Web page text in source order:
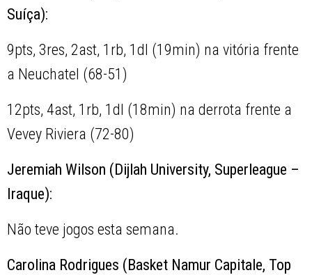
Suíça):
9pts, 3res, 2ast, 1rb, 1dl (19min) na vitória frente
a Neuchatel (68-51)
12pts, 4ast, 1rb, 1dl (18min) na derrota frente a
Vevey Riviera (72-80)
Jeremiah Wilson (Dijlah University, Superleague –
Iraque):
Não teve jogos esta semana.
Carolina Rodrigues (Basket Namur Capitale, Top